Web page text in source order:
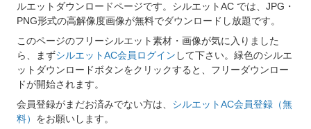
ルエットダウンロードページです。シルエットAC では、JPG・
PNG形式の高解像度画像が無料でダウンロードし放題です。
このページのフリーシルエット素材・画像が気に入りました
ら、まずシルエットAC会員ログイン して下さい。緑色のシルエ
ットダウンロードボタンをクリックすると、フリーダウンロー
ドが開始されます。
会員登録がまだお済みでない方は、 シルエットAC会員登録（無
料） をお願いします。